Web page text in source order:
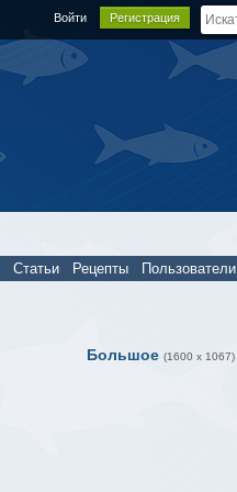
Войти Регистрация
Статьи Рецепты Пользователи
Большое (1600 x 1067)